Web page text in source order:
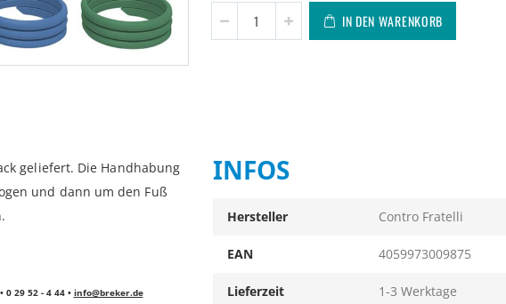
IN DEN WARENKORB
geliefert. Die Handhabung
und dann um den Fuß
0 29 52 - 4 44 • info@breker.de
INFOS
Hersteller Contro Fratelli
EAN 4059973009875
Lieferzeit 1-3 Werktage